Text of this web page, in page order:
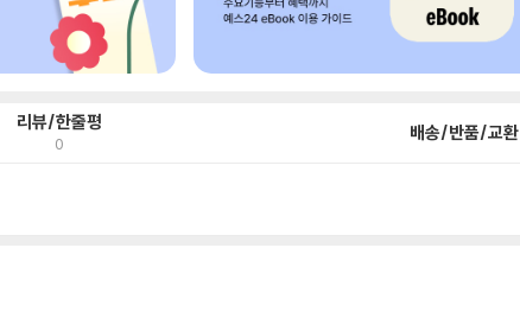
리뷰/한줄평
0 배송/반품/교환